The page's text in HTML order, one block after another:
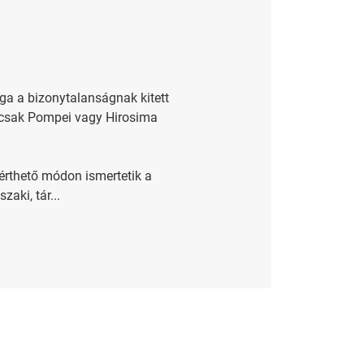
a bizonytalanságnak kitett
Pompei vagy Hirosima
módon ismertetik a
tár...